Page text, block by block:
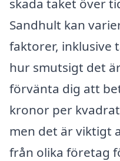
skada taket över
Sandhult kan
faktorer, inklusive
hur smutsigt det
förvänta dig att
kronor per
men det är viktigt
från olika företag